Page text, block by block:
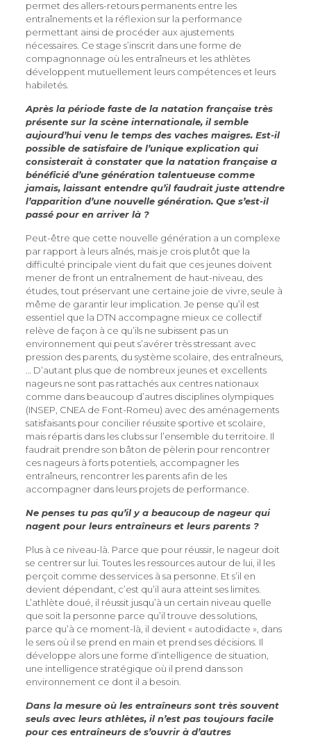
permet des allers-retours permanents entre les
entraînements et la réflexion sur la performance
permettant ainsi de procéder aux ajustements
nécessaires. Ce stage s’inscrit dans une forme de
compagnonnage où les entraîneurs et les athlètes
développent mutuellement leurs compétences et leurs
habiletés.
Après la période faste de la natation française très
présente sur la scène internationale, il semble
aujourd’hui venu le temps des vaches maigres. Est-il
possible de satisfaire de l’unique explication qui
consisterait à constater que la natation française a
bénéficié d’une génération talentueuse comme
jamais, laissant entendre qu’il faudrait juste attendre
l’apparition d’une nouvelle génération. Que s’est-il
passé pour en arriver là ?
Peut-être que cette nouvelle génération a un complexe
par rapport à leurs aînés, mais je crois plutôt que la
difficulté principale vient du fait que ces jeunes doivent
mener de front un entraînement de haut-niveau, des
études, tout préservant une certaine joie de vivre, seule à
même de garantir leur implication. Je pense qu’il est
essentiel que la DTN accompagne mieux ce collectif
relève de façon à ce qu’ils ne subissent pas un
environnement qui peut s’avérer très stressant avec
pression des parents, du système scolaire, des entraîneurs,
… D’autant plus que de nombreux jeunes et excellents
nageurs ne sont pas rattachés aux centres nationaux
comme dans beaucoup d’autres disciplines olympiques
(INSEP, CNEA de Font-Romeu) avec des aménagements
satisfaisants pour concilier réussite sportive et scolaire,
mais répartis dans les clubs sur l’ensemble du territoire. Il
faudrait prendre son bâton de pèlerin pour rencontrer
ces nageurs à forts potentiels, accompagner les
entraîneurs, rencontrer les parents afin de les
accompagner dans leurs projets de performance.
Ne penses tu pas qu’il y a beaucoup de nageur qui
nagent pour leurs entraîneurs et leurs parents ?
Plus à ce niveau-là. Parce que pour réussir, le nageur doit
se centrer sur lui. Toutes les ressources autour de lui, il les
perçoit comme des services à sa personne. Et s’il en
devient dépendant, c’est qu’il aura atteint ses limites.
L’athlète doué, il réussit jusqu’à un certain niveau quelle
que soit la personne parce qu’il trouve des solutions,
parce qu’à ce moment-là, il devient « autodidacte », dans
le sens où il se prend en main et prend ses décisions. Il
développe alors une forme d’intelligence de situation,
une intelligence stratégique où il prend dans son
environnement ce dont il a besoin.
Dans la mesure où les entraîneurs sont très souvent
seuls avec leurs athlètes, il n’est pas toujours facile
pour ces entraîneurs de s’ouvrir à d’autres